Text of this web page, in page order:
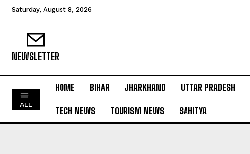
BIHAR
Saturday, August 8, 2026
NEWSLETTER
ALL
HOME BIHAR JHARKHAND UTTAR PRADESH
TECH NEWS TOURISM NEWS SAHITYA